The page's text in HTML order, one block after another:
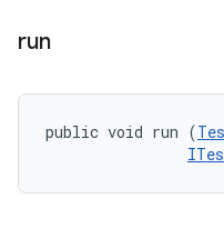
run
public void run (